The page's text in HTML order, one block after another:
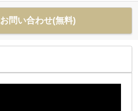
お問い合わせ(無料)